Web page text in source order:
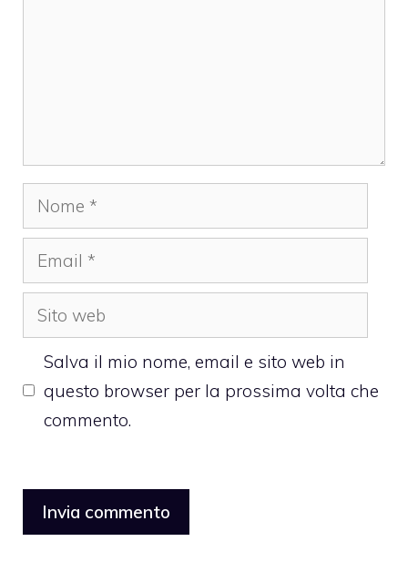
Nome
Email
Sito
web
Salva il mio nome, email e sito web in
questo browser per la prossima volta che
commento.